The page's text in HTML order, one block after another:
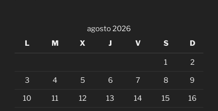
agosto 2026
L
M X J V S D
1 2
3 4 5 6 7 8 9
10 11 12 13 14 15 16